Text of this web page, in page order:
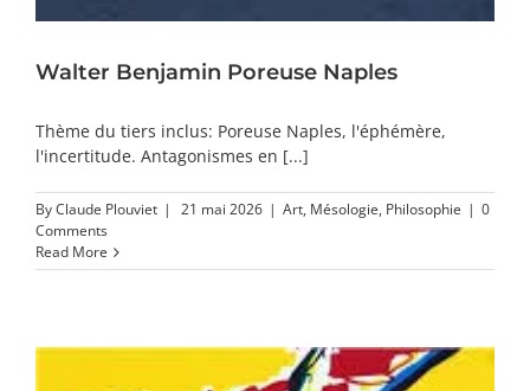
Walter Benjamin Poreuse Naples
Thème du tiers inclus: Poreuse Naples, l'éphémère,
l'incertitude. Antagonismes en [...]
ByClaude Plouviet | 21 mai 2026 | Art, Mésologie, Philosophie | 0
Comments
Read More